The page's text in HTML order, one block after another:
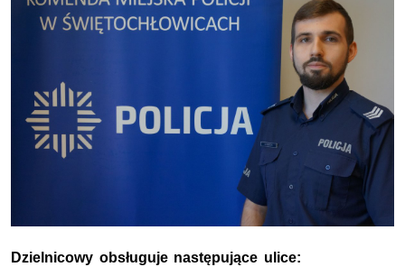
Dzielnicowy obsługuje następujące ulice: